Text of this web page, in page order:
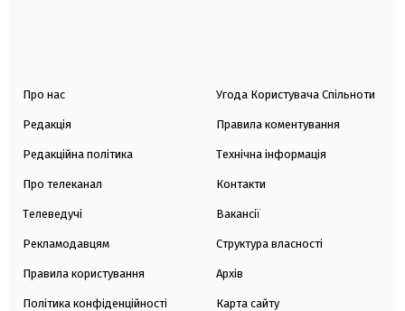
Про нас
Редакція
Редакційна політика
Про телеканал
Телеведучі
Рекламодавцям
Правила користування
Політика конфіденційності
Угода Користувача Спільноти
Правила коментування
Технічна інформація
Контакти
Вакансії
Структура власності
Архів
Карта сайту